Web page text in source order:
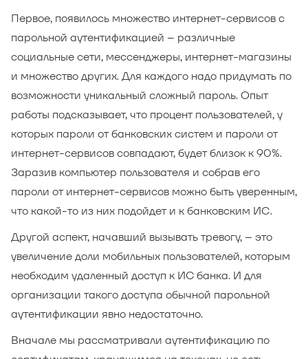
Первое, появилось множество интернет-сервисов с
парольной аутентификацией – различные
социальные сети, мессенджеры, интернет-магазины
и множество других. Для каждого надо придумать по
возможности уникальный сложный пароль. Опыт
работы подсказывает, что процент пользователей, у
которых пароли от банковских систем и пароли от
интернет-сервисов совпадают, будет близок к 90%.
Заразив компьютер пользователя и собрав его
пароли от интернет-сервисов можно быть уверенным,
что какой-то из них подойдет и к банковским ИС.
Другой аспект, начавший вызывать тревогу, – это
увеличение доли мобильных пользователей, которым
необходим удаленный доступ к ИС банка. И для
организации такого доступа обычной парольной
аутентификации явно недостаточно.
Вначале мы рассматривали аутентификацию по